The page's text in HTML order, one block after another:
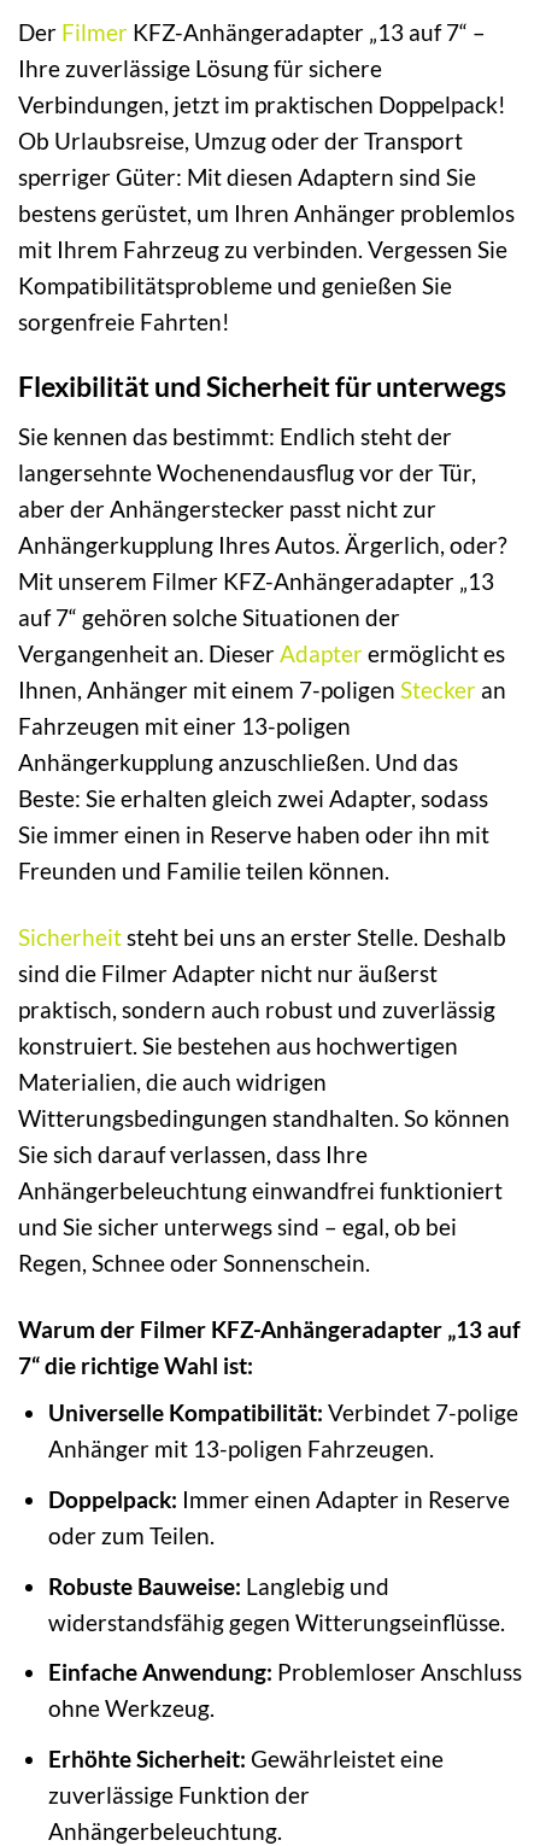
Der Filmer KFZ-Anhängeradapter „13 auf 7“ –
Ihre zuverlässige Lösung für sichere
Verbindungen, jetzt im praktischen Doppelpack!
Ob Urlaubsreise, Umzug oder der Transport
sperriger Güter: Mit diesen Adaptern sind Sie
bestens gerüstet, um Ihren Anhänger problemlos
mit Ihrem Fahrzeug zu verbinden. Vergessen Sie
Kompatibilitätsprobleme und genießen Sie
sorgenfreie Fahrten!
Flexibilität und Sicherheit für unterwegs
Sie kennen das bestimmt: Endlich steht der
langersehnte Wochenendausflug vor der Tür,
aber der Anhängerstecker passt nicht zur
Anhängerkupplung Ihres Autos. Ärgerlich, oder?
Mit unserem Filmer KFZ-Anhängeradapter „13
auf 7“ gehören solche Situationen der
Vergangenheit an. DieserAdapterermöglicht es
Ihnen, Anhänger mit einem 7-poligen Stecker an
Fahrzeugen mit einer 13-poligen
Anhängerkupplung anzuschließen. Und das
Beste: Sie erhalten gleich zwei Adapter, sodass
Sie immer einen in Reserve haben oder ihn mit
Freunden und Familie teilen können.
Sicherheitsteht bei uns an erster Stelle. Deshalb
sind die Filmer Adapter nicht nur äußerst
praktisch, sondern auch robust und zuverlässig
konstruiert. Sie bestehen aus hochwertigen
Materialien, die auch widrigen
Witterungsbedingungen standhalten. So können
Sie sich darauf verlassen, dass Ihre
Anhängerbeleuchtung einwandfrei funktioniert
und Sie sicher unterwegs sind – egal, ob bei
Regen, Schnee oder Sonnenschein.
Warum der Filmer KFZ-Anhängeradapter „13 auf
7“ die richtige Wahl ist:
Universelle Kompatibilität: Verbindet 7-polige
Anhänger mit 13-poligen Fahrzeugen.
Doppelpack: Immer einen Adapter in Reserve
oder zum Teilen.
Robuste Bauweise: Langlebig und
widerstandsfähig gegen Witterungseinflüsse.
Einfache Anwendung: Problemloser Anschluss
ohne Werkzeug.
Erhöhte Sicherheit: Gewährleistet eine
zuverlässige Funktion der
Anhängerbeleuchtung.